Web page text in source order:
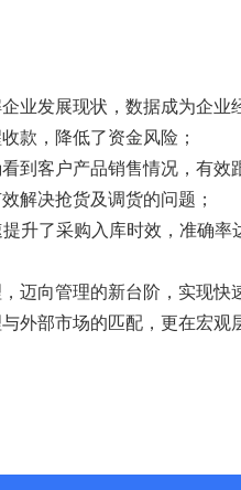
业发展现状，数据成为企业
款，降低了资金风险；
到客户产品销售情况，有效
解决抢货及调货的问题；
升了采购入库时效，准确率
迈向管理的新台阶，实现快
外部市场的匹配，更在宏观